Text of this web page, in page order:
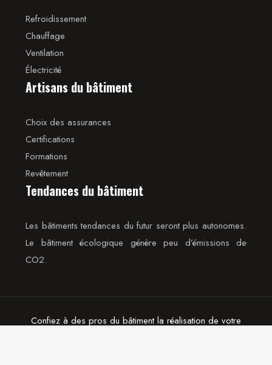
Refroidissement
Chauffage
Ventilation
Électricité
Artisans du bâtiment
Choix des assurances
Certifications
Formations
Revêtement
Tendances du bâtiment
Les bâtiments tendances du futur seront plus autonomes.
Le bâtiment écologique génère peu d’émissions de
CO2.
Confiez à des pros du bâtiment la réalisation de votre